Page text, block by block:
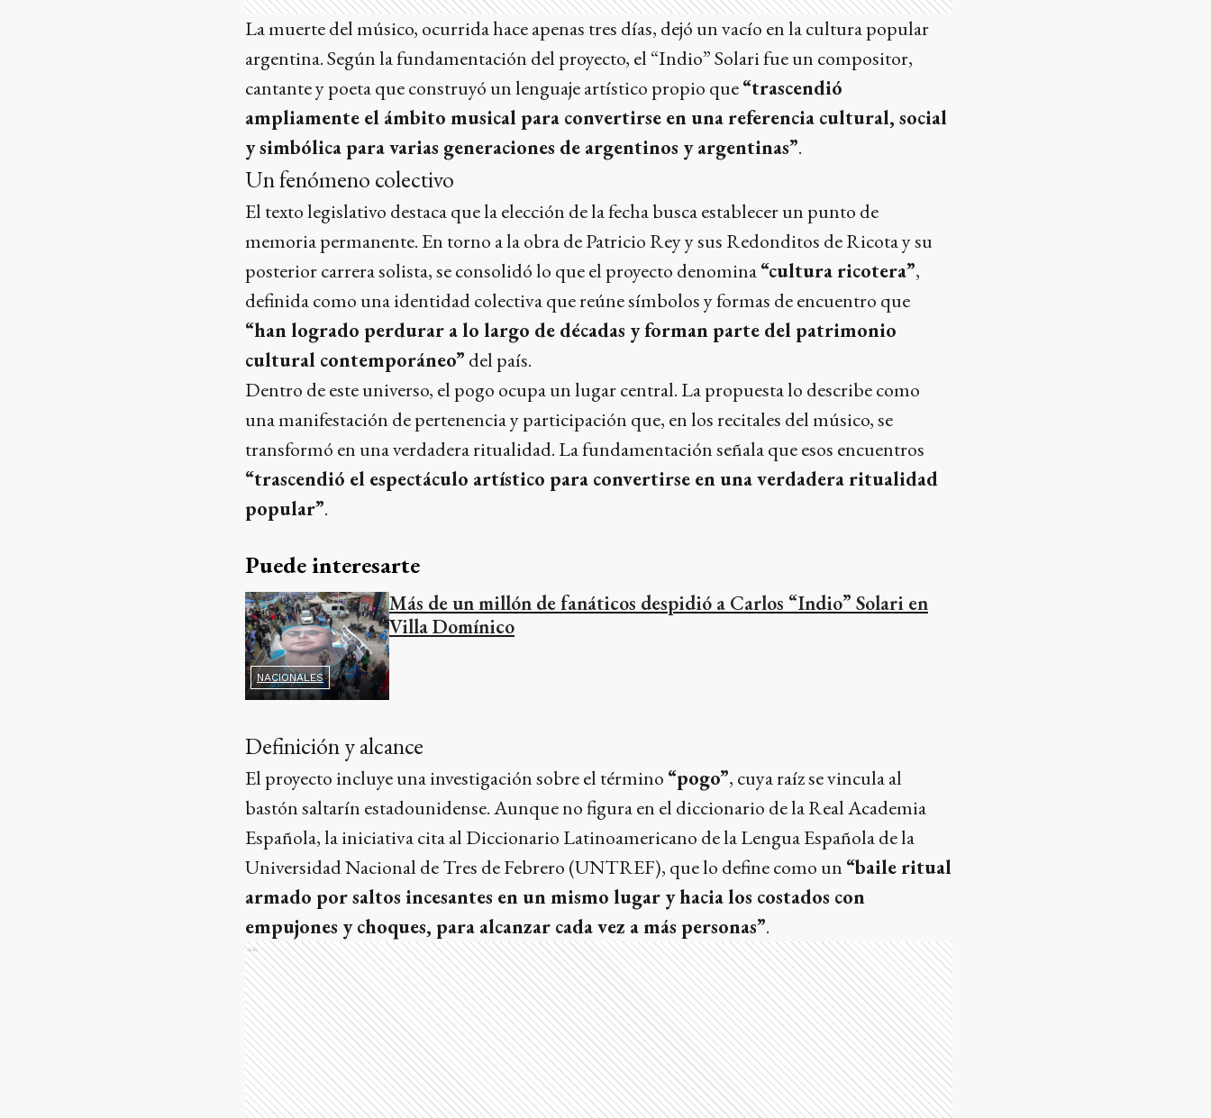
La muerte del músico, ocurrida hace apenas tres días, dejó un vacío en la cultura popular
argentina. Según la fundamentación del proyecto, el “Indio” Solari fue un compositor,
cantante y poeta que construyó un lenguaje artístico propio que“trascendió
ampliamente el ámbito musical para convertirse en una referencia cultural, social
y simbólica para varias generaciones de argentinos y argentinas”.
Un fenómeno colectivo
El texto legislativo destaca que la elección de la fecha busca establecer un punto de
memoria permanente. En torno a la obra de Patricio Rey y sus Redonditos de Ricota y su
posterior carrera solista, se consolidó lo que el proyecto denomina“cultura ricotera”,
definida como una identidad colectiva que reúne símbolos y formas de encuentro que
“han logrado perdurar a lo largo de décadas y forman parte del patrimonio
cultural contemporáneo” del país.
Dentro de este universo, el pogo ocupa un lugar central. La propuesta lo describe como
una manifestación de pertenencia y participación que, en los recitales del músico, se
transformó en una verdadera ritualidad. La fundamentación señala que esos encuentros
“trascendió el espectáculo artístico para convertirse en una verdadera ritualidad
popular”.
Puede interesarte
NACIONALES
Más de un millón de fanáticos despidió a Carlos “Indio” Solari en
Villa Domínico
Definición y alcance
El proyecto incluye una investigación sobre el término “pogo”, cuya raíz se vincula al
bastón saltarín estadounidense. Aunque no figura en el diccionario de la Real Academia
Española, la iniciativa cita al Diccionario Latinoamericano de la Lengua Española de la
Universidad Nacional de Tres de Febrero (UNTREF), que lo define como un “baile ritual
armado por saltos incesantes en un mismo lugar y hacia los costados con
empujones y choques, para alcanzar cada vez a más personas”.
Ads